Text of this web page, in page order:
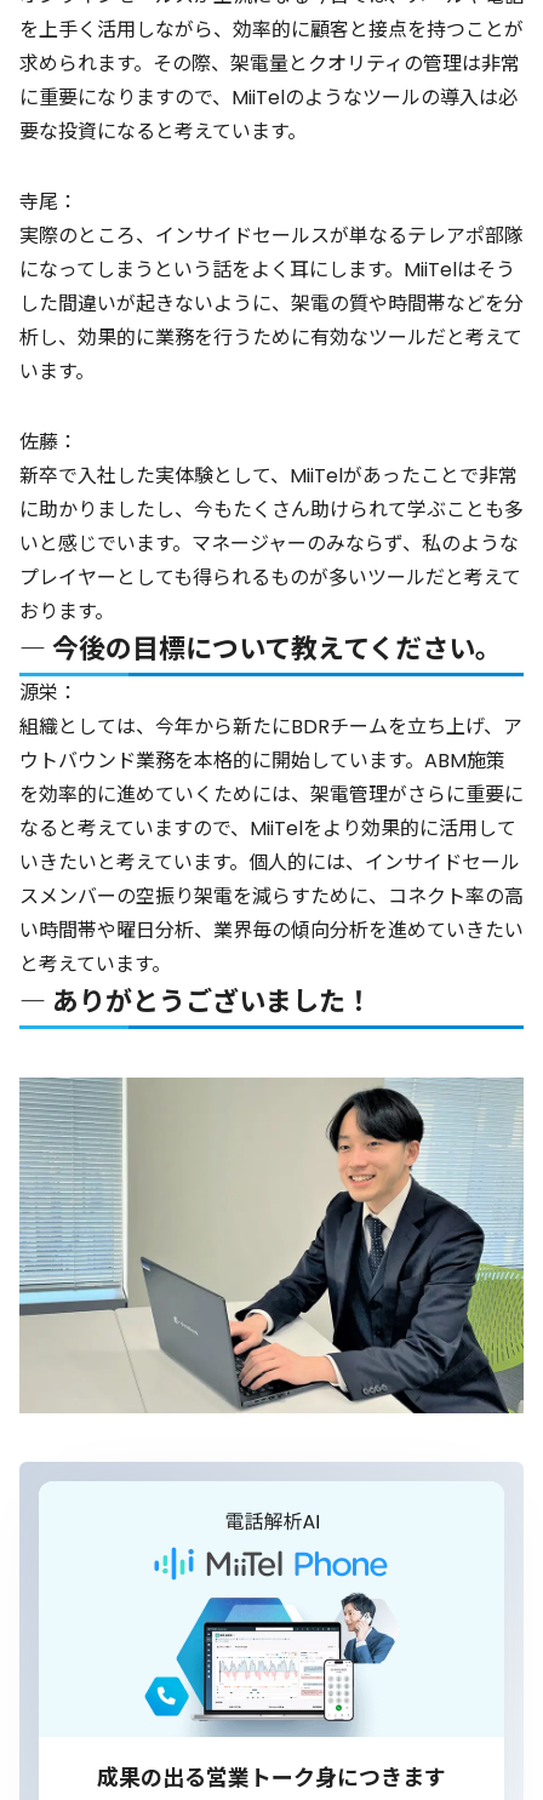
を上手く活用しながら、効率的に顧客と接点を持つことが
求められます。その際、架電量とクオリティの管理は非常
に重要になりますので、MiiTelのようなツールの導入は必
要な投資になると考えています。
寺尾：
実際のところ、インサイドセールスが単なるテレアポ部隊
になってしまうという話をよく耳にします。MiiTelはそう
した間違いが起きないように、架電の質や時間帯などを分
析し、効果的に業務を行うために有効なツールだと考えて
います。
佐藤：
新卒で入社した実体験として、MiiTelがあったことで非常
に助かりましたし、今もたくさん助けられて学ぶことも多
いと感じでいます。マネージャーのみならず、私のような
プレイヤーとしても得られるものが多いツールだと考えて
おります。
― 今後の目標について教えてください。
源栄：
組織としては、今年から新たにBDRチームを立ち上げ、ア
ウトバウンド業務を本格的に開始しています。ABM施策
を効率的に進めていくためには、架電管理がさらに重要に
なると考えていますので、MiiTelをより効果的に活用して
いきたいと考えています。個人的には、インサイドセール
スメンバーの空振り架電を減らすために、コネクト率の高
い時間帯や曜日分析、業界毎の傾向分析を進めていきたい
と考えています。
― ありがとうございました！
成果の出る営業トーク身につきます